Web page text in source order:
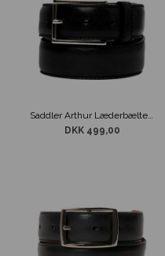
DKK 499,00